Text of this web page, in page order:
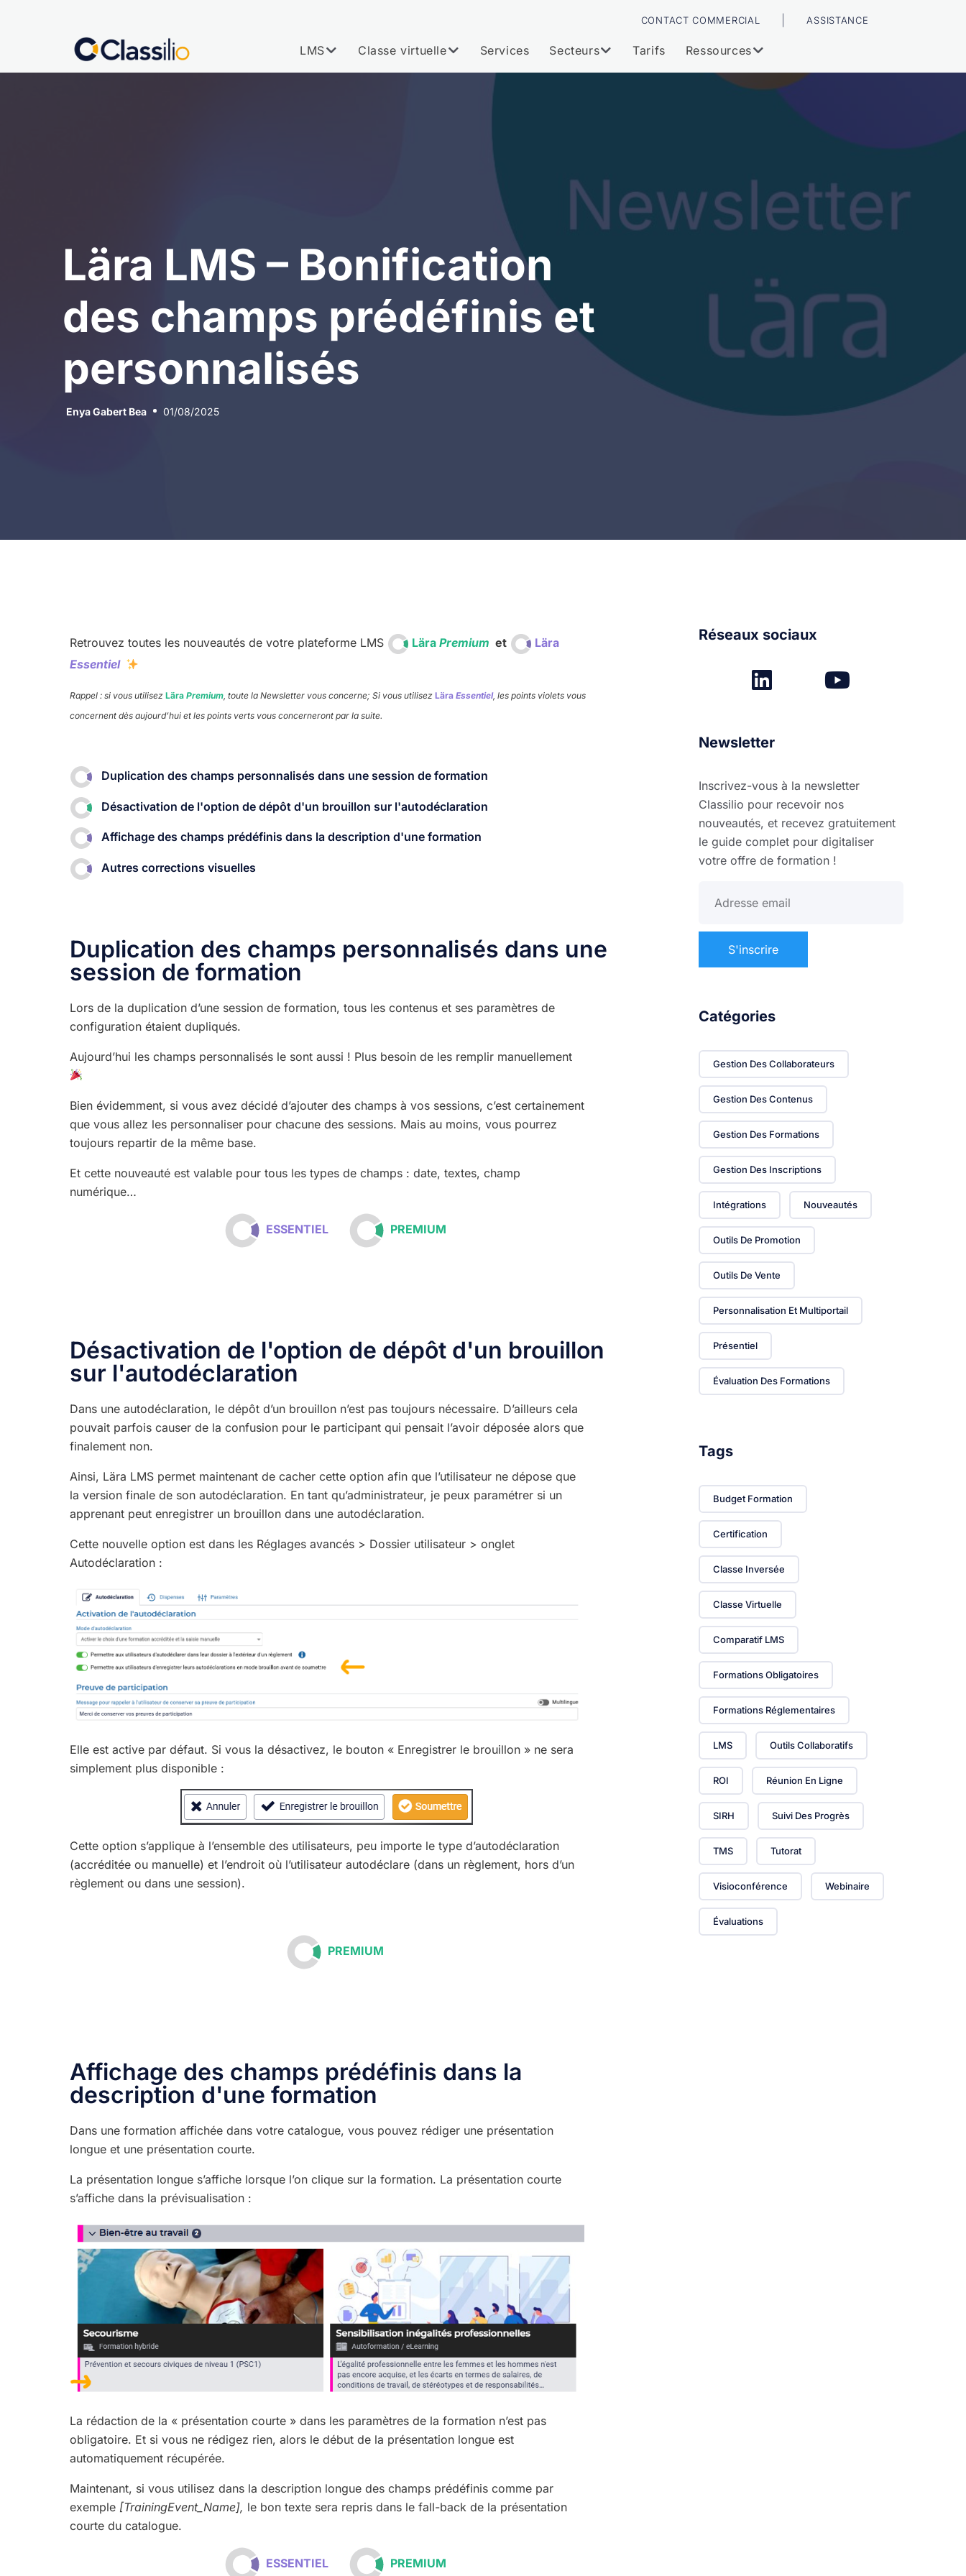
CONTACT COMMERCIAL ASSISTANCE
LMS Classe virtuelle Services Secteurs Tarifs Ressources
Lära LMS – Bonification
des champs prédéfinis et
personnalisés
Enya Gabert Bea 01/08/2025
Retrouvez toutes les nouveautés de votre plateforme LMS Lära Premium et
Lära
Essentiel
Rappel : si vous utilisez Lära Premium, toute la Newsletter vous concerne; Si vous utilisez Lära Essentiel, les points violets vous
concernent dès aujourd’hui et les points verts vous concerneront par la suite.
Duplication des champs personnalisés dans une session​ de formation
Désactivation de l'option de dépôt d'un brouillon sur l'autodéclaration ​
Affichage des champs prédéfinis dans la description d'une formation​
Autres corrections visuelles​
Duplication des champs personnalisés dans une
session de formation
Lors de la duplication d’une session de formation, tous les contenus et ses paramètres de
configuration étaient dupliqués.
Aujourd’hui les champs personnalisés le sont aussi ! Plus besoin de les remplir manuellement
Bien évidemment, si vous avez décidé d’ajouter des champs à vos sessions, c’est certainement
que vous allez les personnaliser pour chacune des sessions. Mais au moins, vous pourrez
toujours repartir de la même base.
Et cette nouveauté est valable pour tous les types de champs : date, textes, champ
numérique…
ESSENTIEL PREMIUM
Désactivation de l'option de dépôt d'un brouillon
sur l'autodéclaration
Dans une autodéclaration, le dépôt d’un brouillon n’est pas toujours nécessaire. D’ailleurs cela
pouvait parfois causer de la confusion pour le participant qui pensait l’avoir déposée alors que
finalement non.
Ainsi, Lära LMS permet maintenant de cacher cette option afin que l’utilisateur ne dépose que
la version finale de son autodéclaration. En tant qu’administrateur, je peux paramétrer si un
apprenant peut enregistrer un brouillon dans une autodéclaration.
Cette nouvelle option est dans les Réglages avancés > Dossier utilisateur > onglet
Autodéclaration :
Elle est active par défaut. Si vous la désactivez, le bouton « Enregistrer le brouillon » ne sera
simplement plus disponible :
Cette option s’applique à l’ensemble des utilisateurs, peu importe le type d’autodéclaration
(accréditée ou manuelle) et l’endroit où l’utilisateur autodéclare (dans un règlement, hors d’un
règlement ou dans une session).
PREMIUM
Affichage des champs prédéfinis dans la
description d'une formation
Dans une formation affichée dans votre catalogue, vous pouvez rédiger une présentation
longue et une présentation courte.
La présentation longue s’affiche lorsque l’on clique sur la formation. La présentation courte
s’affiche dans la prévisualisation :
La rédaction de la « présentation courte » dans les paramètres de la formation n’est pas
obligatoire. Et si vous ne rédigez rien, alors le début de la présentation longue est
automatiquement récupérée.
Maintenant, si vous utilisez dans la description longue des champs prédéfinis comme par
exemple [TrainingEvent_Name], le bon texte sera repris dans le fall-back de la présentation
courte du catalogue.
ESSENTIEL PREMIUM
Réseaux sociaux
Newsletter
Inscrivez-vous à la newsletter
Classilio pour recevoir nos
nouveautés, et recevez gratuitement
le guide complet pour digitaliser
votre offre de formation !
Catégories
Gestion Des Collaborateurs
Gestion Des Contenus
Gestion Des Formations
Gestion Des Inscriptions
Intégrations Nouveautés
Outils De Promotion
Outils De Vente
Personnalisation Et Multiportail
Présentiel
Évaluation Des Formations
Tags
Budget Formation
Certification
Classe Inversée
Classe Virtuelle
Comparatif LMS
Formations Obligatoires
Formations Réglementaires
LMS Outils Collaboratifs
ROI Réunion En Ligne
SIRH Suivi Des Progrès
TMS Tutorat
Visioconférence Webinaire
Évaluations